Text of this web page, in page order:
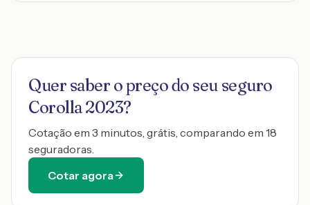
Quer saber o preço do seu seguro
Corolla 2023?
Cotação em 3 minutos, grátis, comparando em 18
seguradoras.
Cotar agora